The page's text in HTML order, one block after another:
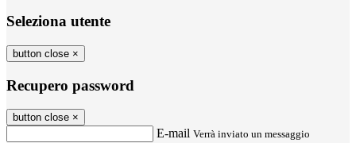
Seleziona utente
button close ×
Recupero password
button close ×
E-mail Verrà inviato un messaggio